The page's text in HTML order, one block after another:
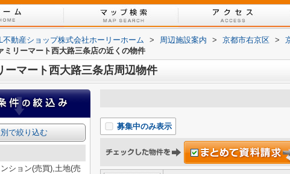
不動産ショップ株式会社ホーリーホーム > 周辺施設案内 > 京都市右京区 >
ミリーマート西大路三条店の近くの物件
ーマート西大路三条店周辺物件
募集中のみ表示
で絞り込む
ション(売買),土地(売